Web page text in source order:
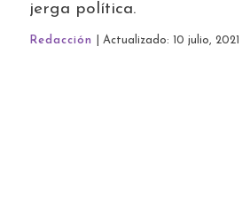
jerga política.
Redacción | Actualizado: 10 julio, 2021